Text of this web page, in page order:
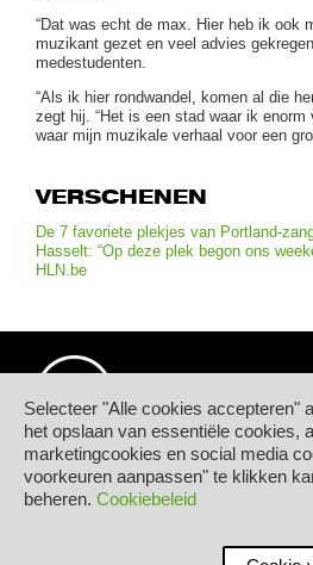
Selecteer "Alle cookies accepteren"
het opslaan van essentiële cookies,
marketingcookies en social media
voorkeuren aanpassen" te klikken
beheren. Cookiebeleid
“Dat was echt de max. Hier heb ik ook
muzikant gezet en veel advies
medestudenten.
“Als ik hier rondwandel, komen al die
zegt hij. “Het is een stad waar ik
waar mijn muzikale verhaal voor een
VERSCHENEN
De 7 favoriete plekjes van Portland-
Hasselt: “Op deze plek begon ons
HLN.be
© Hogeschool PXL
Elfde-Liniestraat 24
B-3500 HASSELT